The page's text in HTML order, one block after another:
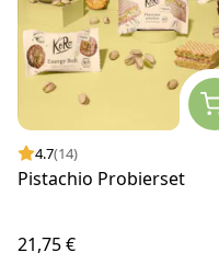
4.7(14)
Pistachio Probierset
21,75 €